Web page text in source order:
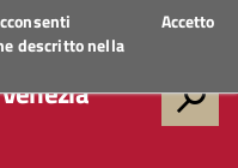
descritto nella
Accetto